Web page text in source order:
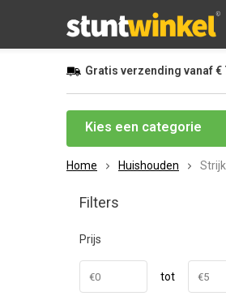
Gratis verzending vanaf€
Kies een categorie
Home Huishouden
Filters
Prijs
tot